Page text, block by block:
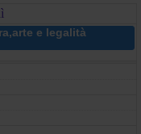
e legalità